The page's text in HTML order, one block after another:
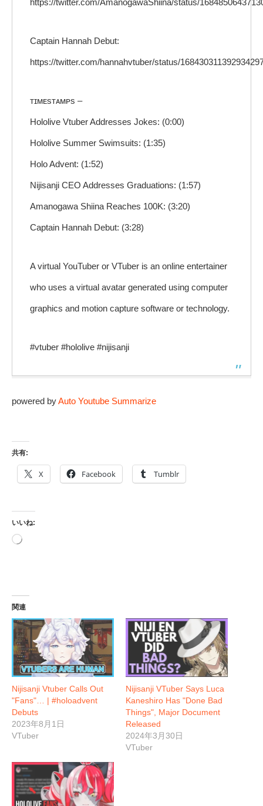
https://twitter.com/AmanogawaShiina/status/
Captain Hannah Debut:
https://twitter.com/hannahvtuber/status/
ᴛɪᴍᴇsᴛᴀᴍᴘs –
Hololive Vtuber Addresses Jokes: (0:00)
Hololive Summer Swimsuits: (1:35)
Holo Advent: (1:52)
Nijisanji CEO Addresses Graduations: (1:57)
Amanogawa Shiina Reaches 100K: (3:20)
Captain Hannah Debut: (3:28)
A virtual YouTuber or VTuber is an online entertainer
who uses a virtual avatar generated using computer
graphics and motion capture software or technology.
#vtuber #hololive #nijisanji
powered byAuto Youtube Summarize
共有:
X Facebook Tumblr
いいね:
読
み
関連
Nijisanji Vtuber Calls Out
"Fans"… | #holoadvent
Debuts
2023年8月1日
VTuber
Nijisanji VTuber Says Luca
Kaneshiro Has "Done Bad
Things", Major Document
Released
2024年3月30日
VTuber